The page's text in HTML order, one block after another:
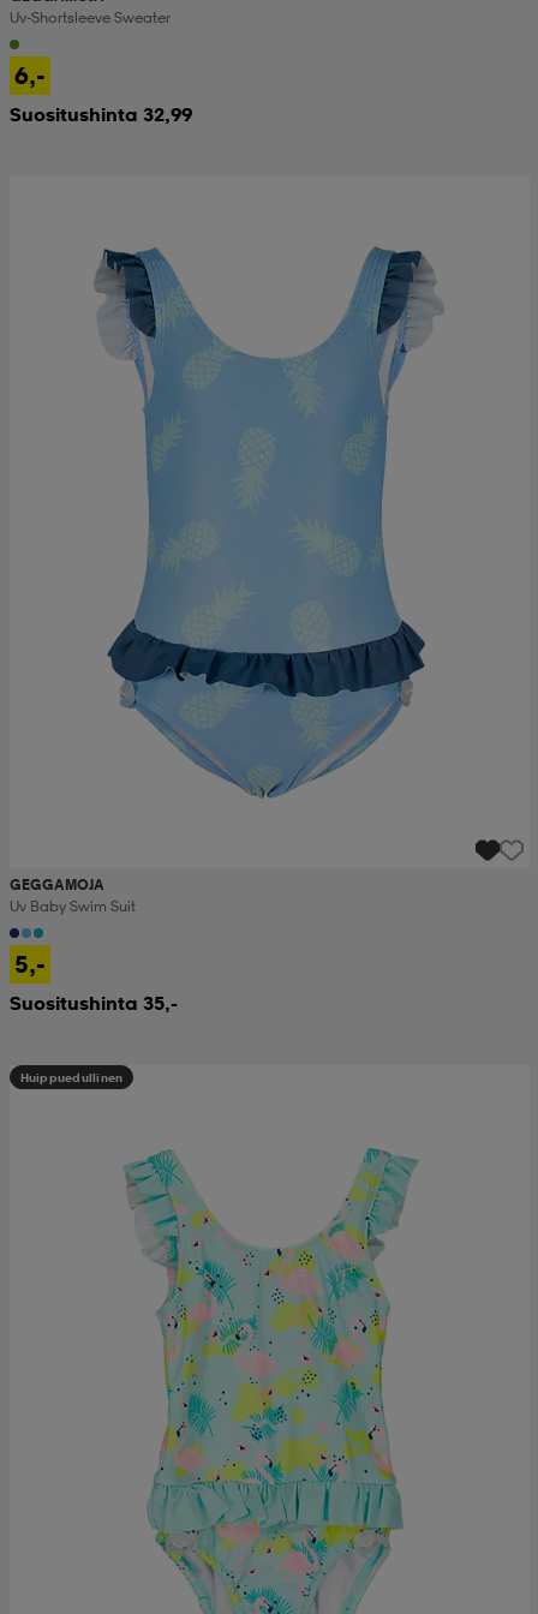
Uv-Shortsleeve Sweater
6,-
Suositushinta 32,99
GEGGAMOJA
Uv Baby Swim Suit
5,-
Suositushinta 35,-
Huippuedullinen